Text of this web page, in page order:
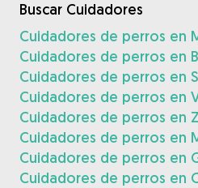
Buscar Cuidadores
Cuidadores de perros en
Cuidadores de perros en
Cuidadores de perros en
Cuidadores de perros en
Cuidadores de perros en
Cuidadores de perros en
Cuidadores de perros en
Cuidadores de perros en